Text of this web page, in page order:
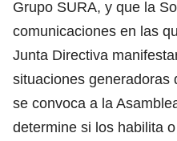
Grupo SURA, y que la
comunicaciones en las
Junta Directiva
situaciones generadoras
se convoca a la
determine si los habilita